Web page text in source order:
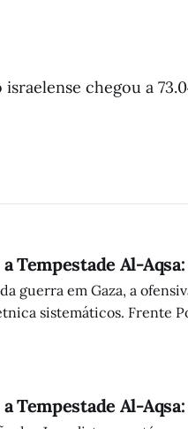
chegou a
Tempestade Al-
guerra em Gaza, a
sistemáticos. Frente
internacional e clama por
Tempestade Al-